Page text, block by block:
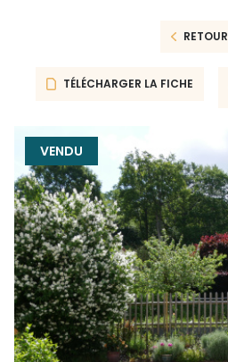
RETOUR
TÉLÉCHARGER LA FICHE
VENDU